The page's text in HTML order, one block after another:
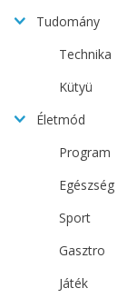
Tudomány
Technika
Kütyü
Életmód
Program
Egészség
Sport
Gasztro
Játék